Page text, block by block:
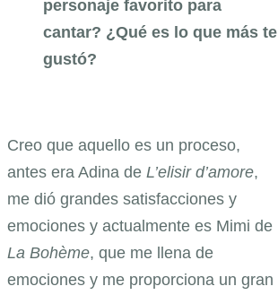
personaje favorito para
cantar? ¿Qué es lo que más te
gustó?
Creo que aquello es un proceso,
antes era Adina de L’elisir d’amore,
me dió grandes satisfacciones y
emociones y actualmente es Mimi de
La Bohème, que me llena de
emociones y me proporciona un gran